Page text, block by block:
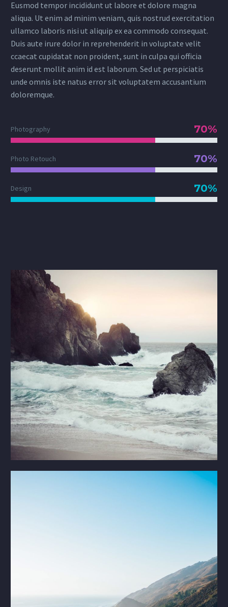
Eusmod tempor incididunt ut labore et dolore magna
aliqua. Ut enim ad minim veniam, quis nostrud exercitation
ullamco laboris nisi ut aliquip ex ea commodo consequat.
Duis aute irure dolor in reprehenderit in voluptate velit
ccaecat cupidatat non proident, sunt in culpa qui officia
deserunt mollit anim id est laborum. Sed ut perspiciatis
unde omnis iste natus error sit voluptatem accusantium
doloremque.
Photography 70%
Photo Retouch 70%
Design 70%